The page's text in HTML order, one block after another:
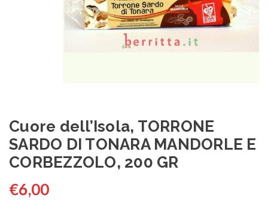
Cuore dell’Isola, TORRONE
SARDO DI TONARA MANDORLE E
CORBEZZOLO, 200 GR
€6,00